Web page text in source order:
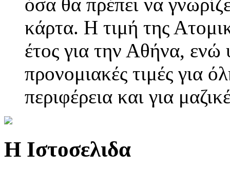
όσα θα πρέπει να
κάρτα. Η τιμή της
έτος για την Αθήνα, ενώ
προνομιακές τιμές για
περιφέρεια και για
Η Ιστοσελιδα